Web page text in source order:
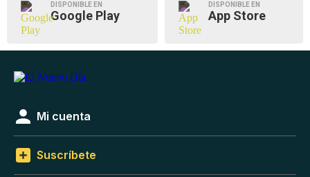
DISPONIBLE EN
Google Play
DISPONIBLE EN
App Store
Mi cuenta
Suscríbete